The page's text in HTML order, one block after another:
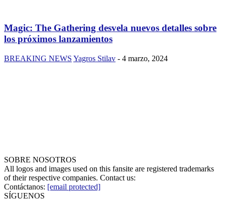
Magic: The Gathering desvela nuevos detalles sobre
los próximos lanzamientos
BREAKING NEWS Yagros Stilav - 4 marzo, 2024
SOBRE NOSOTROS
All logos and images used on this fansite are registered trademarks
of their respective companies. Contact us:
Contáctanos: [email protected]
SÍGUENOS